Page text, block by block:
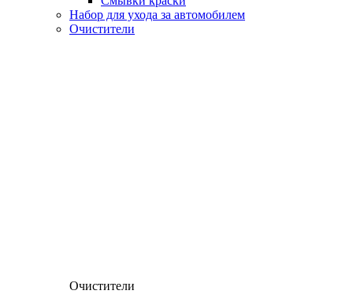
Набор для ухода за автомобилем
Очистители
Очистители